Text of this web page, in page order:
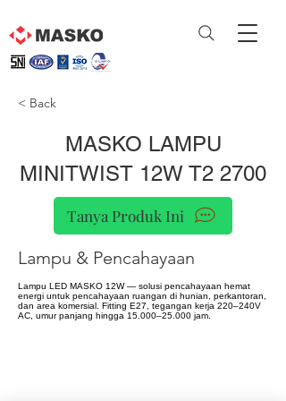
< Back
MASKO LAMPU
MINITWIST 12W T2 2700
Tanya Produk Ini
Lampu & Pencahayaan
Lampu LED MASKO 12W — solusi pencahayaan hemat
energi untuk pencahayaan ruangan di hunian, perkantoran,
dan area komersial. Fitting E27, tegangan kerja 220–240V
AC, umur panjang hingga 15.000–25.000 jam.